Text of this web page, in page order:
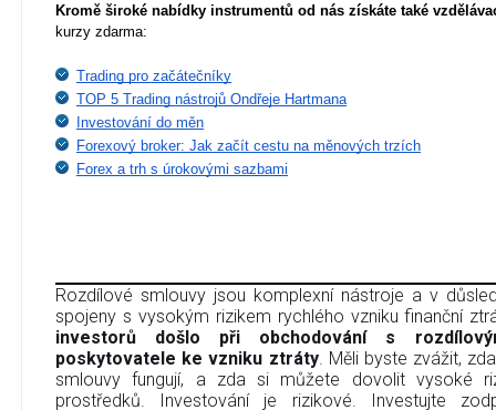
Kromě široké nabídky instrumentů od nás získáte také
kurzy zdarma:
Trading pro začátečníky
TOP 5 Trading nástrojů Ondřeje Hartmana
Investování do měn
Forexový broker: Jak začít cestu na měnových trzích
Forex a trh s úrokovými sazbami
Rozdílové smlouvy jsou komplexní nástroje a v
spojeny s vysokým rizikem rychlého vzniku finanční
investorů došlo při obchodování s
poskytovatele ke vzniku ztráty. Měli byste zvážit,
smlouvy fungují, a zda si můžete dovolit vysoké
prostředků. Investování je rizikové. Investujte